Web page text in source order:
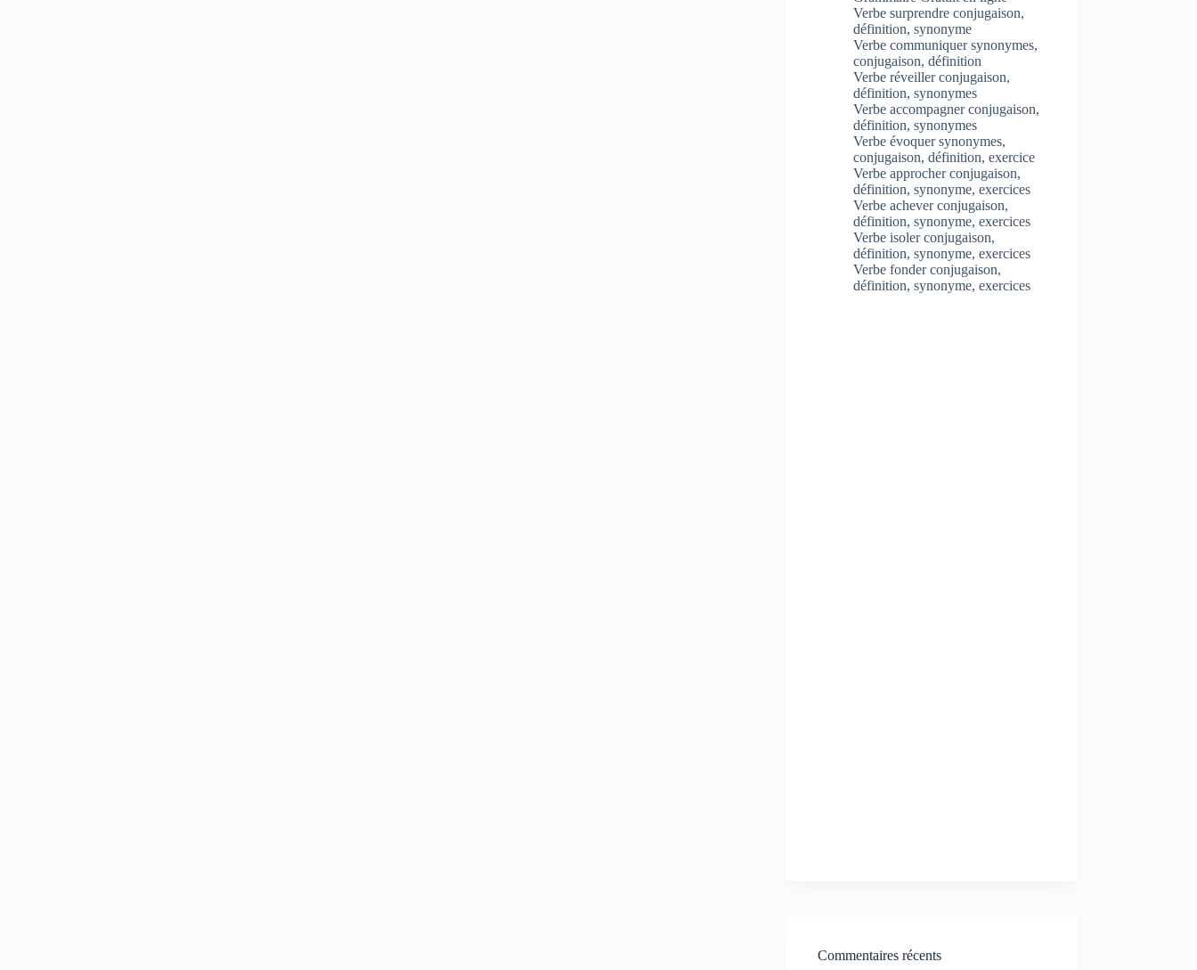
Verbe surprendre conjugaison,
définition, synonyme
Verbe communiquer synonymes,
conjugaison, définition
Verbe réveiller conjugaison,
définition, synonymes
Verbe accompagner conjugaison,
définition, synonymes
Verbe évoquer synonymes,
conjugaison, définition, exercice
Verbe approcher conjugaison,
définition, synonyme, exercices
Verbe achever conjugaison,
définition, synonyme, exercices
Verbe isoler conjugaison,
définition, synonyme, exercices
Verbe fonder conjugaison,
définition, synonyme, exercices
Commentaires récents